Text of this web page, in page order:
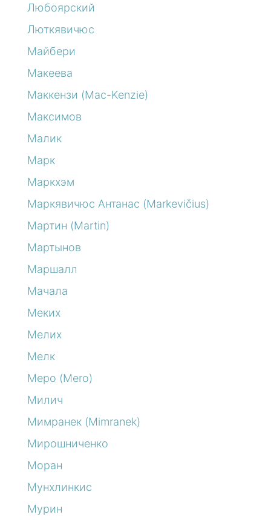
Любоярский
Люткявичюс
Майбери
Макеева
Маккензи (Mac-Kenzie)
Максимов
Малик
Марк
Маркхэм
Маркявичюс Антанас (Markevičius)
Мартин (Martin)
Мартынов
Маршалл
Мачала
Меких
Мелих
Мелк
Меро (Mero)
Милич
Мимранек (Mimranek)
Мирошниченко
Моран
Мунхлинкис
Мурин